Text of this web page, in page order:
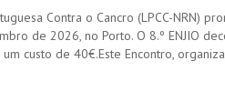
Contra o Cancro (LPCC-NRN)
de 2026, no Porto. O 8.º ENJIO
custo de 40€.Este Encontro,